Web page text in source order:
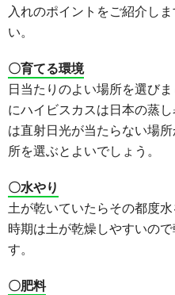
入れのポイントをご紹介し
い。
〇育てる環境
日当たりのよい場所を選び
にハイビスカスは日本の蒸
は直射日光が当たらない場
所を選ぶとよいでしょう。
〇水やり
土が乾いていたらその都度
時期は土が乾燥しやすいの
す。
〇肥料